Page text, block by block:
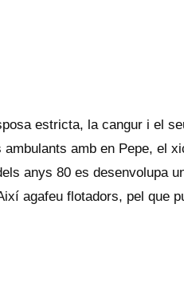
estricta, la cangur i el
amb en Pepe, el
anys 80 es desenvolupa
agafeu flotadors, pel que